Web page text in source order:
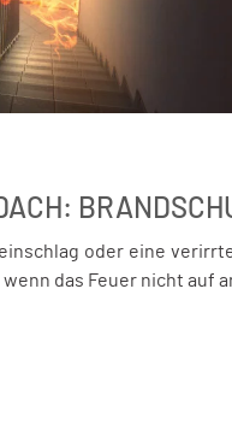
oder eine
das Feuer nicht auf